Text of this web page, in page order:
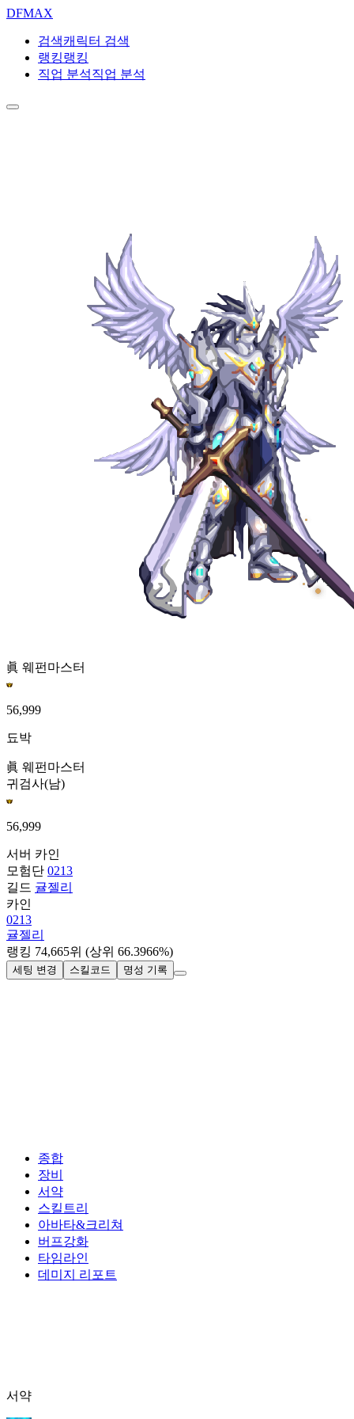
DFMAX
검색캐릭터 검색
랭킹랭킹
직업 분석직업 분석
眞 웨펀마스터
56,999
됴박
眞 웨펀마스터
귀검사(남)
56,999
서버 카인
모험단 0213
길드 귤젤리
카인
0213
귤젤리
랭킹 74,665위 (상위 66.3966%)
세팅 변경 스킬코드 명성 기록
종합
장비
서약
스킬트리
아바타&크리쳐
버프강화
타임라인
데미지 리포트
서약